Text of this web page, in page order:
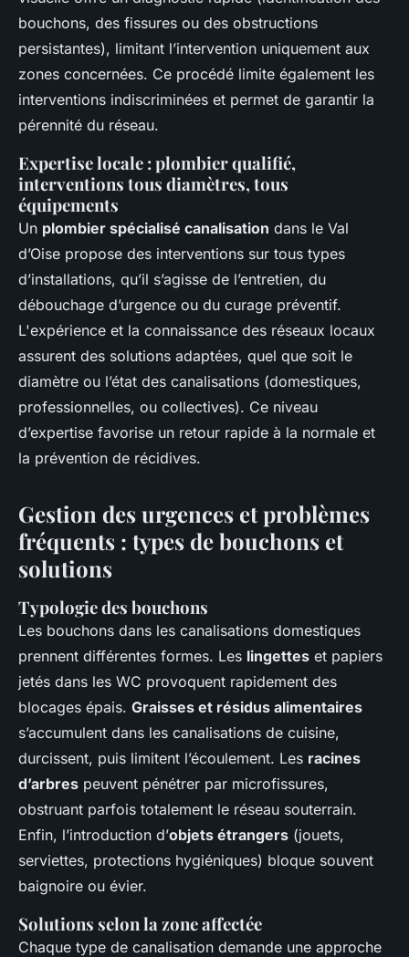
bouchons, des fissures ou des obstructions
persistantes), limitant l’intervention uniquement aux
zones concernées. Ce procédé limite également les
interventions indiscriminées et permet de garantir la
pérennité du réseau.
Expertise locale : plombier qualifié,
interventions tous diamètres, tous
équipements
Un plombier spécialisé canalisation dans le Val
d’Oise propose des interventions sur tous types
d’installations, qu’il s’agisse de l’entretien, du
débouchage d’urgence ou du curage préventif.
L'expérience et la connaissance des réseaux locaux
assurent des solutions adaptées, quel que soit le
diamètre ou l’état des canalisations (domestiques,
professionnelles, ou collectives). Ce niveau
d’expertise favorise un retour rapide à la normale et
la prévention de récidives.
Gestion des urgences et problèmes
fréquents : types de bouchons et
solutions
Typologie des bouchons
Les bouchons dans les canalisations domestiques
prennent différentes formes. Les lingettes et papiers
jetés dans les WC provoquent rapidement des
blocages épais. Graisses et résidus alimentaires
s’accumulent dans les canalisations de cuisine,
durcissent, puis limitent l’écoulement. Les racines
d’arbres peuvent pénétrer par microfissures,
obstruant parfois totalement le réseau souterrain.
Enfin, l’introduction d’objets étrangers (jouets,
serviettes, protections hygiéniques) bloque souvent
baignoire ou évier.
Solutions selon la zone affectée
Chaque type de canalisation demande une approche